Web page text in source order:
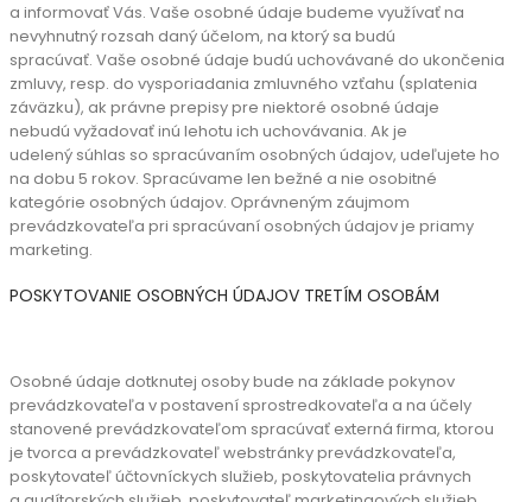
a informovaťVás. Vaše osobné údaje budeme využívať na
nevyhnutný rozsah daný účelom, na ktorý sa budú
spracúvať. Vaše osobné údaje budú uchovávané do ukončenia
zmluvy, resp. do vysporiadania zmluvného vzťahu (splatenia
záväzku), ak právne prepisy pre niektoré osobné údaje
nebudú vyžadovať inú lehotu ich uchovávania. Ak je
udelený súhlas so spracúvaním osobných údajov, udeľujete ho
na dobu 5 rokov. Spracúvame len bežné a nie osobitné
kategórie osobných údajov. Oprávneným záujmom
prevádzkovateľa pri spracúvaní osobných údajov je priamy
marketing.
POSKYTOVANIE OSOBNÝCH ÚDAJOV TRETÍM OSOBÁM
Osobné údaje dotknutej osoby bude na základe pokynov
prevádzkovateľa v postavení sprostredkovateľa a na účely
stanovené prevádzkovateľom spracúvať externá firma, ktorou
je tvorca a prevádzkovateľ webstránky prevádzkovateľa,
poskytovateľ účtovníckych služieb, poskytovatelia právnych